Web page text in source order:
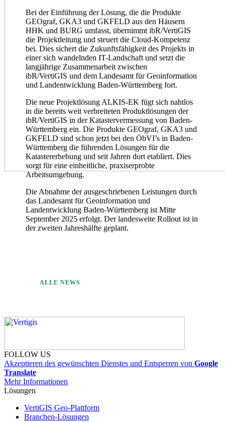
Bei der Einführung der Lösung, die die Produkte
GEOgraf, GKA3 und GKFELD aus den Häusern
HHK und BURG umfasst, übernimmt ibR/VertiGIS
die Projektleitung und steuert die Cloud-Kompetenz
bei. Dies sichert die Zukunftsfähigkeit des Projekts in
einer sich wandelnden IT-Landschaft und setzt die
langjährige Zusammenarbeit zwischen
ibR/VertiGIS und dem Landesamt für Geoinformation
und Landentwicklung Baden-Württemberg fort.
Die neue Projektlösung ALKIS-EK fügt sich nahtlos
in die bereits weit verbreiteten Produktlösungen der
ibR/VertiGIS in der Katastervermessung von Baden-
Württemberg ein. Die Produkte GEOgraf, GKA3 und
GKFELD sind schon jetzt bei den ÖbVI’s in Baden-
Württemberg die führenden Lösungen für die
Katastererhebung und seit Jahren dort etabliert. Dies
sorgt für eine einheitliche, praxiserprobte
Arbeitsumgebung.
Die Abnahme der ausgeschriebenen Leistungen durch
das Landesamt für Geoinformation und
Landentwicklung Baden-Württemberg ist Mitte
September 2025 erfolgt. Der landesweite Rollout ist in
der zweiten Jahreshälfte geplant.
ALLE NEWS
FOLLOW US
Akzeptieren des gewünschten Dienstes und Entsperren von Google
Translate
Mehr Informationen
Lösungen
VertiGIS Geo-Plattform
Branchen-Lösungen